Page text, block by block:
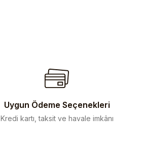
Uygun Ödeme Seçenekleri
Kredi kartı, taksit ve havale imkânı